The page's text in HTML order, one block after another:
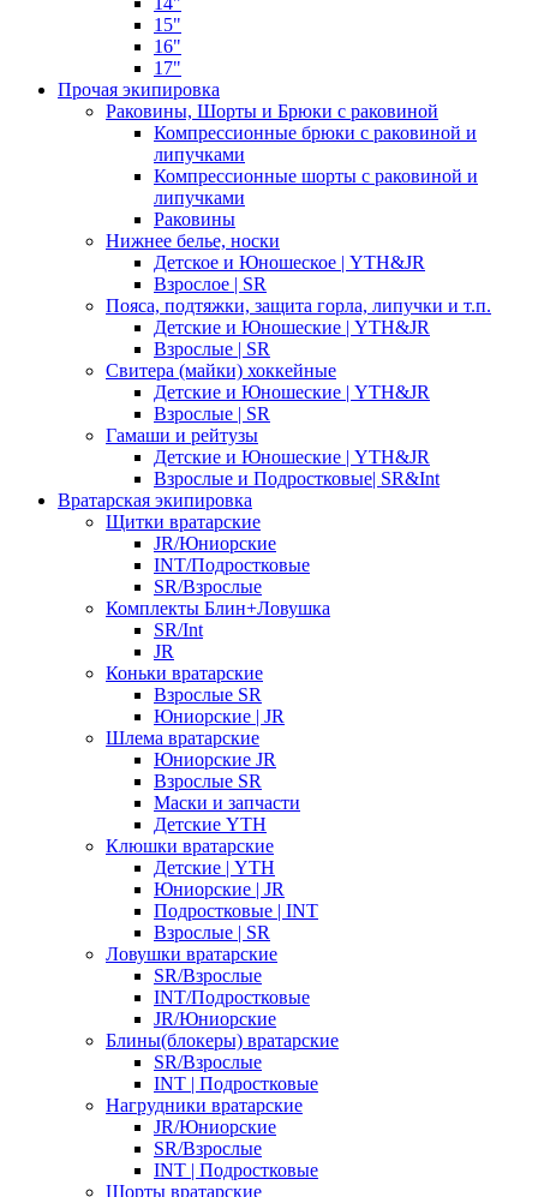
15"
16"
17"
Прочая экипировка
Раковины, Шорты и Брюки с раковиной
Компрессионные брюки с раковиной и
липучками
Компрессионные шорты с раковиной и
липучками
Раковины
Нижнее белье, носки
Детское и Юношеское | YTH&JR
Взрослое | SR
Пояса, подтяжки, защита горла, липучки и т.п.
Детские и Юношеские | YTH&JR
Взрослые | SR
Свитера (майки) хоккейные
Детские и Юношеские | YTH&JR
Взрослые | SR
Гамаши и рейтузы
Детские и Юношеские | YTH&JR
Взрослые и Подростковые| SR&Int
Вратарская экипировка
Щитки вратарские
JR/Юниорские
INT/Подростковые
SR/Взрослые
Комплекты Блин+Ловушка
SR/Int
JR
Коньки вратарские
Взрослые SR
Юниорские | JR
Шлема вратарские
Юниорские JR
Взрослые SR
Маски и запчасти
Детские YTH
Клюшки вратарские
Детские | YTH
Юниорские | JR
Подростковые | INT
Взрослые | SR
Ловушки вратарские
SR/Взрослые
INT/Подростковые
JR/Юниорские
Блины(блокеры) вратарские
SR/Взрослые
INT | Подростковые
Нагрудники вратарские
JR/Юниорские
SR/Взрослые
INT | Подростковые
Шорты вратарские